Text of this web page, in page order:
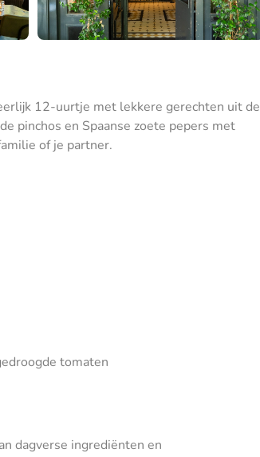
12-uurtje met lekkere gerechten uit de
pinchos en Spaanse zoete pepers met
of je partner.
tomaten
dagverse ingrediënten en